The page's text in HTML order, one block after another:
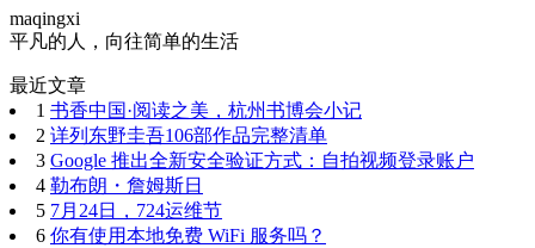
maqingxi
平凡的人，向往简单的生活
最近文章
1 书香中国·阅读之美，杭州书博会小记
2 详列东野圭吾106部作品完整清单
3 Google 推出全新安全验证方式：自拍视频登录账户
4 勒布朗・詹姆斯日
5 7月24日，724运维节
6 你有使用本地免费 WiFi 服务吗？